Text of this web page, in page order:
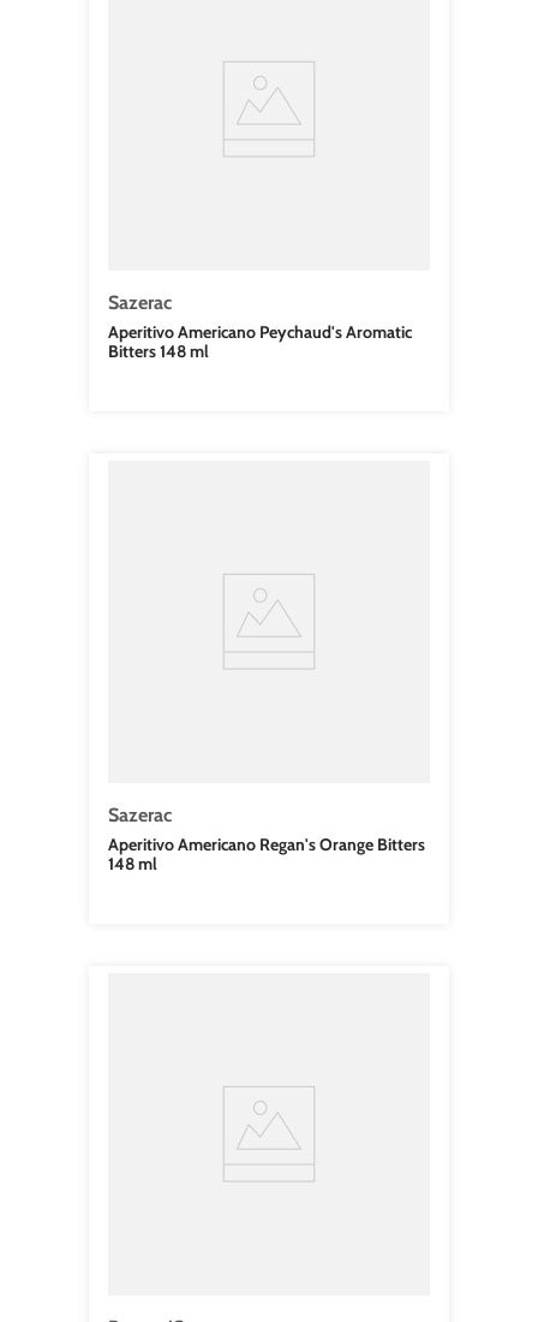
Sazerac
Aperitivo Americano Peychaud's Aromatic
Bitters 148 ml
Sazerac
Aperitivo Americano Regan's Orange Bitters
148 ml